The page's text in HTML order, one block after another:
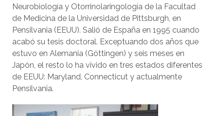
Neurobiología y Otorrinolaringología de la Facultad
de Medicina de la Universidad de Pittsburgh, en
Pensilvania (EEUU). Salió de España en 1995 cuando
acabó su tesis doctoral. Exceptuando dos años que
estuvo en Alemania (Göttingen) y seis meses en
Japón, el resto lo ha vivido en tres estados diferentes
de EEUU: Maryland, Connecticut y actualmente
Pensilvania.